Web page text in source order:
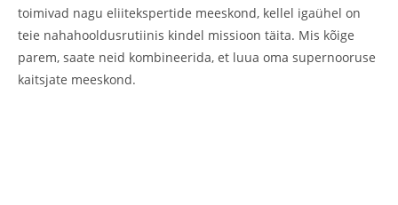
toimivad nagu eliitekspertide meeskond, kellel igaühel on
teie nahahooldusrutiinis kindel missioon täita. Mis kõige
parem, saate neid kombineerida, et luua oma supernooruse
kaitsjate meeskond.